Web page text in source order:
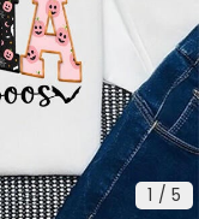
1 / 5